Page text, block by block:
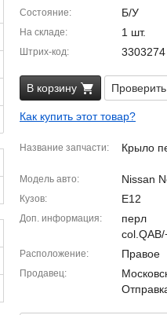
Состояние Б/У
На складе 1 шт.
Штрих-код 3303274
В корзину
Как купить этот товар?
Название запчасти Крыло
Модель авто Nissan
Кузов E12
Доп. информация
перл
col.QAB/
Расположение Правое
Продавец